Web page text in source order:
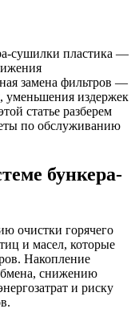
сушилки пластика —
замена фильтров —
уменьшения издержек
статье разберем
по обслуживанию
бункера-
очистки горячего
и масел, которые
Накопление
снижению
и риску